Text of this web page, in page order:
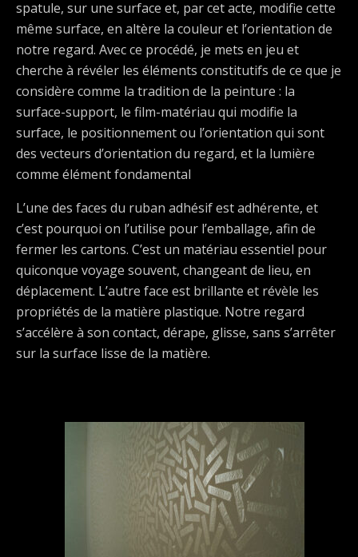
spatule, sur une surface et, par cet acte, modifie cette
même surface, en altère la couleur et l’orientation de
notre regard. Avec ce procédé, je mets en jeu et
cherche à révéler les éléments constitutifs de ce que je
considère comme la tradition de la peinture : la
surface-support, le film-matériau qui modifie la
surface, le positionnement ou l’orientation qui sont
des vecteurs d’orientation du regard, et la lumière
comme élément fondamental
L’une des faces du ruban adhésif est adhérente, et
c’est pourquoi on l’utilise pour l’emballage, afin de
fermer les cartons. C’est un matériau essentiel pour
quiconque voyage souvent, changeant de lieu, en
déplacement. L’autre face est brillante et révèle les
propriétés de la matière plastique. Notre regard
s’accélère à son contact, dérape, glisse, sans s’arrêter
sur la surface lisse de la matière.